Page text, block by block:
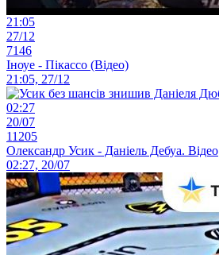
21:05
27/12
7146
Іноуе - Пікассо (Відео)
21:05, 27/12
02:27
20/07
11205
Олександр Усик - Даніель Дебуа. Відео
02:27, 20/07